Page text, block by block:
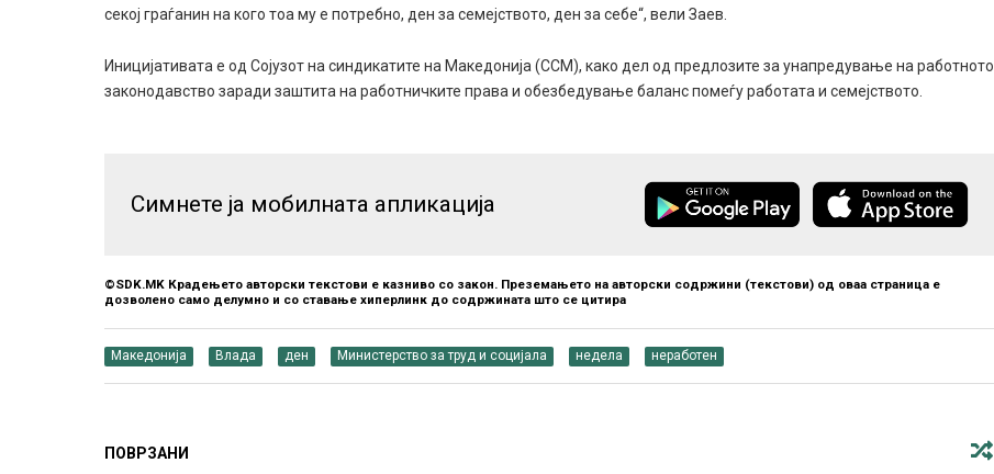
секој граѓанин на кого тоа му е потребно, ден за семејството, ден за себе“, вели Заев.
Иницијативата е од Сојузот на синдикатите на Македонија (ССМ), како дел од предлозите за унапредување на работното
законодавство заради заштита на работничките права и обезбедување баланс помеѓу работата и семејството.
Симнете ја мобилната апликација
©SDK.MK Крадењето авторски текстови е казниво со закон. Преземањето на авторски содржини (текстови) од оваа страница е
дозволено само делумно и со ставање хиперлинк до содржината што се цитира
Македонија Влада ден Министерство за труд и социјала недела неработен
ПОВРЗАНИ